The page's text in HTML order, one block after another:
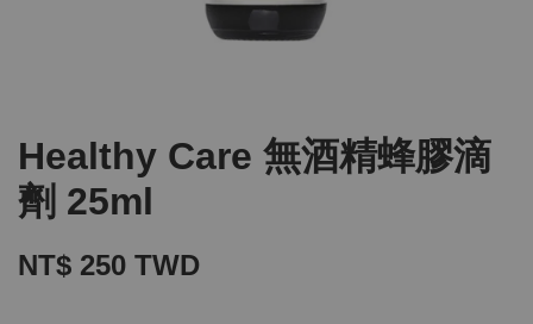
Healthy Care 無酒精蜂膠滴
劑 25ml
NT$ 250 TWD